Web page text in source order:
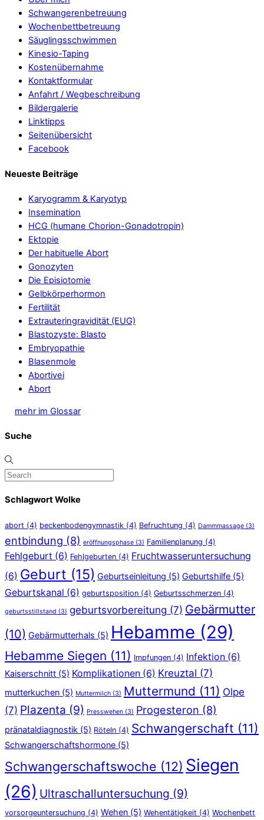
Schwangerenbetreuung
Wochenbettbetreuung
Säuglingsschwimmen
Kinesio-Taping
Kostenübernahme
Kontaktformular
Anfahrt / Wegbeschreibung
Bildergalerie
Linktipps
Seitenübersicht
Facebook
Neueste Beiträge
Karyogramm & Karyotyp
Insemination
HCG (humane Chorion-Gonadotropin)
Ektopie
Der habituelle Abort
Gonozyten
Die Episiotomie
Gelbkörperhormon
Fertilität
Extrauteringravidität (EUG)
Blastozyste: Blasto
Embryopathie
Blasenmole
Abortivei
Abort
mehr im Glossar
Suche
Schlagwort Wolke
abort (4) beckenbodengymnastik (4) Befruchtung (4) Dammmassage (3)
entbindung (8) eröffnungsphase (3) Familienplanung (4)
Fehlgeburt (6) Fehlgeburten (4) Fruchtwasseruntersuchung
(6) Geburt (15) Geburtseinleitung (5) Geburtshilfe (5)
Geburtskanal (6) geburtsposition (4) Geburtsschmerzen (4)
geburtsstillstand (3) geburtsvorbereitung (7) Gebärmutter
(10) Gebärmutterhals (5) Hebamme (29)
Hebamme Siegen (11) Impfungen (4) Infektion (6)
Kaiserschnitt (5) Komplikationen (6) Kreuztal (7)
mutterkuchen (5) Muttermilch (3) Muttermund (11) Olpe
(7) Plazenta (9) Presswehen (3) Progesteron (8)
pränataldiagnostik (5) Röteln (4) Schwangerschaft (11)
Schwangerschaftshormone (5)
Schwangerschaftswoche (12) Siegen
(26) Ultraschalluntersuchung (9)
vorsorgeuntersuchung (4) Wehen (5) Wehentätigkeit (4) Wochenbett